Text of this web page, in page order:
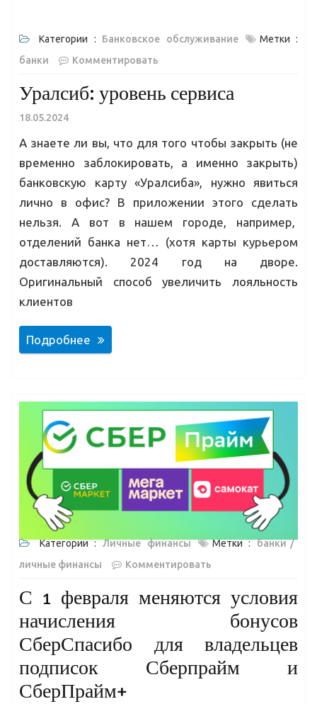
Категории : Банковское обслуживание
Метки :
банки
Комментировать
Уралсиб: уровень сервиса
18.05.2024
А знаете ли вы, что для того чтобы закрыть (не
временно заблокировать, а именно закрыть)
банковскую карту «Уралсиба», нужно явиться
лично в офис? В приложении этого сделать
нельзя. А вот в нашем городе, например,
отделений банка нет… (хотя карты курьером
доставляются). 2024 год на дворе.
Оригинальный способ увеличить лояльность
клиентов
Подробнее
Категории :Личные финансы Метки :банки
личные финансы
Комментировать
С 1 февраля меняются условия
начисления бонусов
СберСпасибо для владельцев
подписок Сберпрайм и
СберПрайм+